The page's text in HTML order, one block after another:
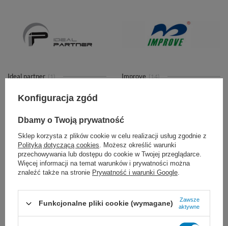
Ideal partner (1) Improve (14)
Informer (5) Inoris Medical AB
Konfiguracja zgód
Dbamy o Twoją prywatność
Sklep korzysta z plików cookie w celu realizacji usług zgodnie z
Polityką dotyczącą cookies. Możesz określić warunki
przechowywania lub dostępu do cookie w Twojej przeglądarce.
Więcej informacji na temat warunków i prywatności można
znaleźć także na stronie Prywatność i warunki Google.
Funkcjonalne pliki cookie (wymagane)
Zawsze
aktywne